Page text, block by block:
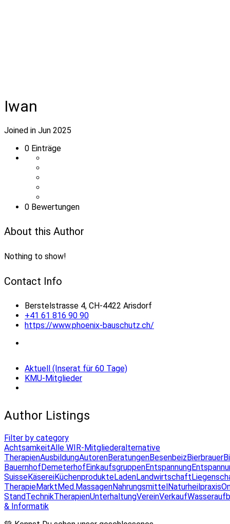
Iwan
Joined in Jun 2025
0 Einträge
0 Bewertungen
About this Author
Nothing to show!
Contact Info
Berstelstrasse 4, CH-4422 Arisdorf
+41 61 816 90 90
https://www.phoenix-bauschutz.ch/
Aktuell (Inserat für 60 Tage)
KMU-Mitglieder
Author Listings
Filter by category
AchtsamkeitAlle WIR-Mitgliederalternative
TherapienAusbildungAutorenBeratungenBesenbeizBierbrauer
BauernhofDemeterhofEinkaufsgruppenEntspannung
SuisseKäsereiKüchenprodukteLadenLandwirtschaft
TherapieMarktMed.MassagenNahrungsmittelNaturheilpraxis
StandTechnikTherapienUnterhaltungVereinVerkauf
& Informatik